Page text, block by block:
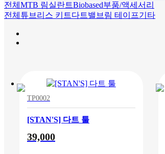
전체 MTB 림실란트Biobased부품/액세서리
전체 튜브리스 키트다트밸브림 테이프기타
TP0002
[STAN'S] 다트 툴
39,000